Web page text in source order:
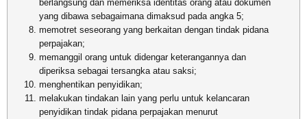
berlangsung dan memeriksa identitas orang atau dokumen
yang dibawa sebagaimana dimaksud pada angka 5;
memotret seseorang yang berkaitan dengan tindak pidana
perpajakan;
memanggil orang untuk didengar keterangannya dan
diperiksa sebagai tersangka atau saksi;
menghentikan penyidikan;
melakukan tindakan lain yang perlu untuk kelancaran
penyidikan tindak pidana perpajakan menurut